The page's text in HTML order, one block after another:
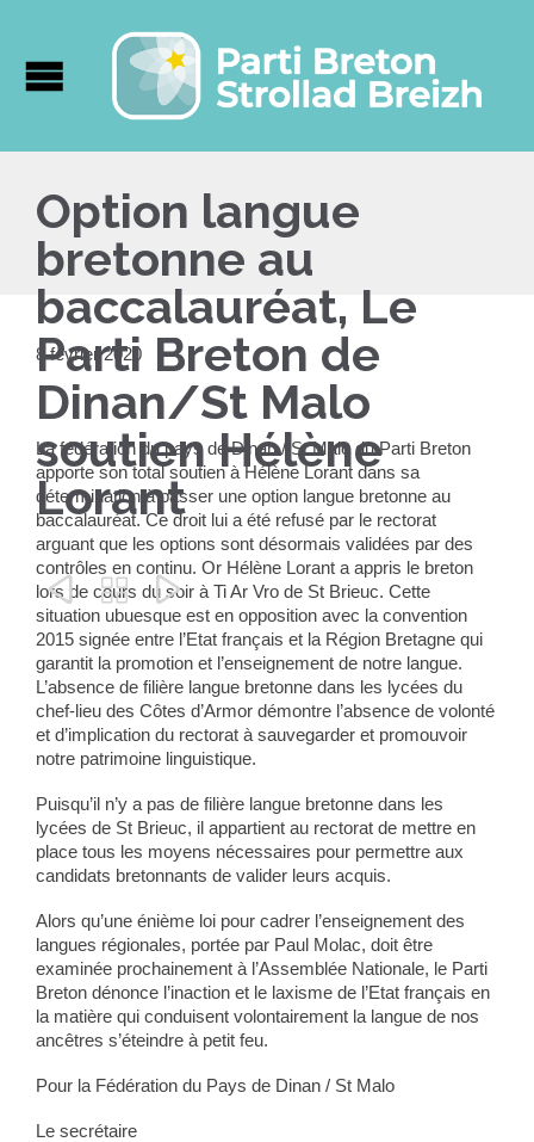
Option langue
bretonne au
baccalauréat, Le
Parti Breton de
Dinan/St Malo
soutien Hélène
Lorant
  
8 février 2020
La fédération du pays de Dinan / St Malo du Parti Breton
apporte son total soutien à Hélène Lorant dans sa
détermination à passer une option langue bretonne au
baccalauréat. Ce droit lui a été refusé par le rectorat
arguant que les options sont désormais validées par des
contrôles en continu. Or Hélène Lorant a appris le breton
lors de cours du soir à Ti Ar Vro de St Brieuc. Cette
situation ubuesque est en opposition avec la convention
2015 signée entre l’Etat français et la Région Bretagne qui
garantit la promotion et l’enseignement de notre langue.
L’absence de filière langue bretonne dans les lycées du
chef-lieu des Côtes d’Armor démontre l’absence de volonté
et d’implication du rectorat à sauvegarder et promouvoir
notre patrimoine linguistique.
Puisqu’il n’y a pas de filière langue bretonne dans les
lycées de St Brieuc, il appartient au rectorat de mettre en
place tous les moyens nécessaires pour permettre aux
candidats bretonnants de valider leurs acquis.
Alors qu’une énième loi pour cadrer l’enseignement des
langues régionales, portée par Paul Molac, doit être
examinée prochainement à l’Assemblée Nationale, le Parti
Breton dénonce l’inaction et le laxisme de l’Etat français en
la matière qui conduisent volontairement la langue de nos
ancêtres s’éteindre à petit feu.
Pour la Fédération du Pays de Dinan / St Malo
Le secrétaire